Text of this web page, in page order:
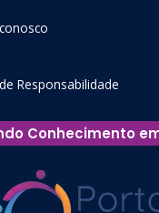
Responsabilidade
Conhecimento